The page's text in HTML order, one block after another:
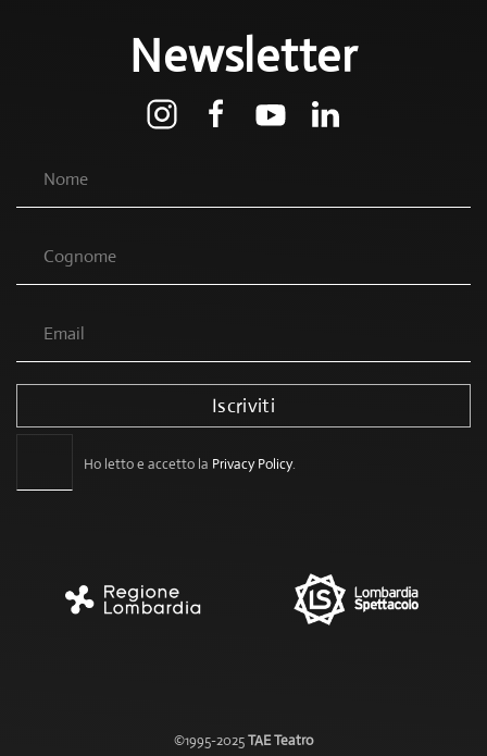
Newsletter
Iscriviti
Ho letto e accetto la Privacy Policy.
©1995-2025TAE Teatro